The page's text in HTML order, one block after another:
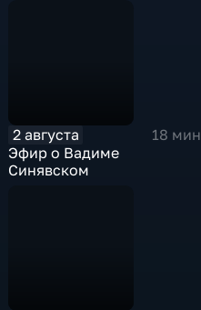
2 августа
18 мин
Эфир о Вадиме
Синявском